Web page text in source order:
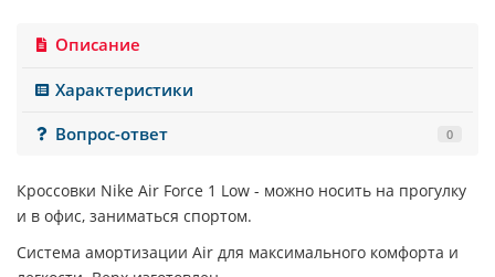
Описание
Характеристики
Вопрос-ответ
0
Кроссовки Nike Air Force 1 Low - можно носить на прогулку
и в офис, заниматься спортом.
Система амортизации Air для максимального комфорта и